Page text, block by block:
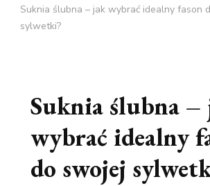
Suknia ślubna – jak wybrać idealny fason
sylwetki?
Suknia ślubna –
wybrać idealny
do swojej